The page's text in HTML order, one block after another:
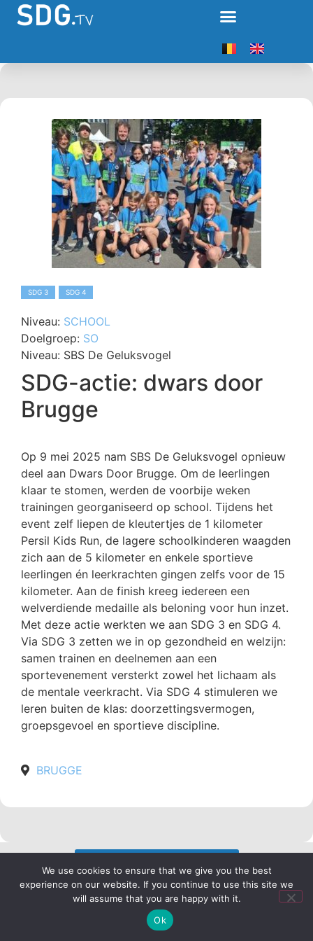
SDG 3 SDG 4
Niveau: SCHOOL
Doelgroep: SO
Niveau: SBS De Geluksvogel
SDG-actie: dwars door
Brugge
Op 9 mei 2025 nam SBS De Geluksvogel opnieuw
deel aan Dwars Door Brugge. Om de leerlingen
klaar te stomen, werden de voorbije weken
trainingen georganiseerd op school. Tijdens het
event zelf liepen de kleutertjes de 1 kilometer
Persil Kids Run, de lagere schoolkinderen waagden
zich aan de 5 kilometer en enkele sportieve
leerlingen én leerkrachten gingen zelfs voor de 15
kilometer. Aan de finish kreeg iedereen een
welverdiende medaille als beloning voor hun inzet.
Met deze actie werkten we aan SDG 3 en SDG 4.
Via SDG 3 zetten we in op gezondheid en welzijn:
samen trainen en deelnemen aan een
sportevenement versterkt zowel het lichaam als
de mentale veerkracht. Via SDG 4 stimuleren we
leren buiten de klas: doorzettingsvermogen,
groepsgevoel en sportieve discipline.
BRUGGE
We use cookies to ensure that we give you the best
experience on our website. If you continue to use this site we
will assume that you are happy with it.
Ok